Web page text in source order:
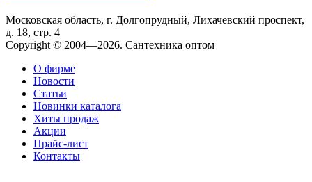
Московская область, г. Долгопрудный, Лихачевский проспект,
д. 18, стр. 4
Copyright © 2004—2026. Сантехника оптом
О фирме
Новости
Статьи
Новинки каталога
Хиты продаж
Акции
Прайс-лист
Контакты